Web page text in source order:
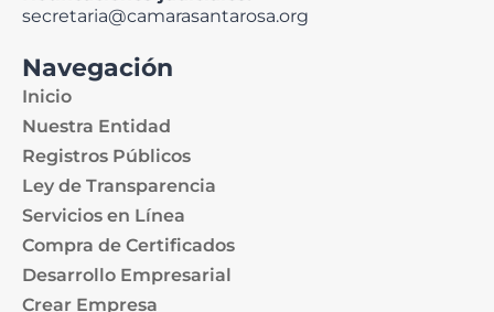
secretaria@camarasantarosa.org
Navegación
Inicio
Nuestra Entidad
Registros Públicos
Ley de Transparencia
Servicios en Línea
Compra de Certificados
Desarrollo Empresarial
Crear Empresa